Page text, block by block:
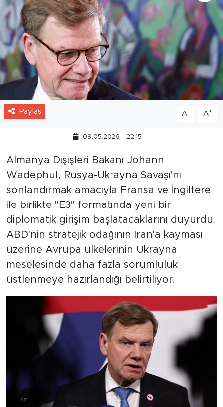
Paylaş A- A+
09.05.2026 - 22:15
Almanya Dışişleri Bakanı Johann
Wadephul, Rusya-Ukrayna Savaşı'nı
sonlandırmak amacıyla Fransa ve İngiltere
ile birlikte "E3" formatında yeni bir
diplomatik girişim başlatacaklarını duyurdu.
ABD'nin stratejik odağının İran'a kayması
üzerine Avrupa ülkelerinin Ukrayna
meselesinde daha fazla sorumluluk
üstlenmeye hazırlandığı belirtiliyor.